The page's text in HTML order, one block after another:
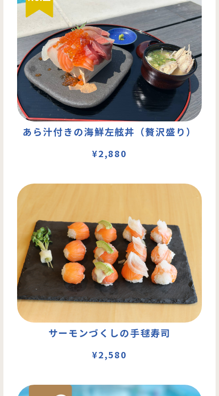
あら汁付きの海鮮左舷丼（贅沢盛り）
¥2,880
サーモンづくしの手毬寿司
¥2,580